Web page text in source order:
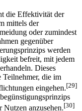
die Effektivität der
mittels der
oder zumindest
gegenüber
werden
befreit, mit jedem
Dieses
Teilnehmer, die im
eingehen.[29]